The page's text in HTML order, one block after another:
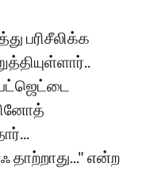
பரிசீலிக்க
என்ற